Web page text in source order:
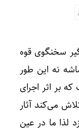
سخنگوی قوه
نه این طور
بر اثر اجرای
می‌کند آثار
لذا ما در عین